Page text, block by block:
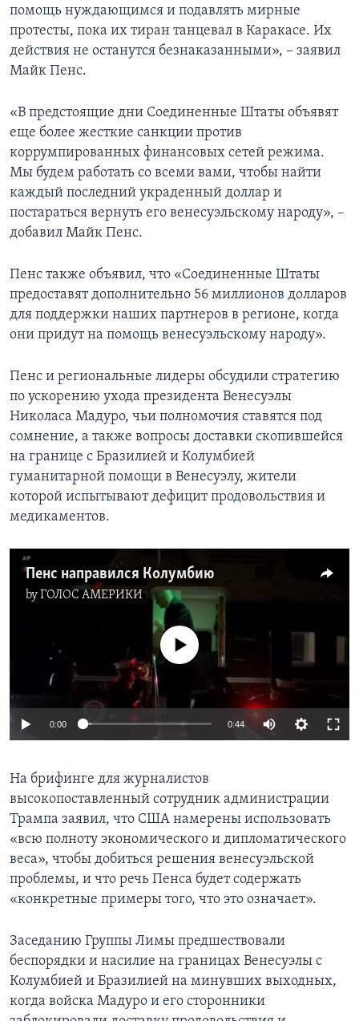
помощь нуждающимся и подавлять мирные
протесты, пока их тиран танцевал в Каракасе. Их
действия не останутся безнаказанными», – заявил
Майк Пенс.
«В предстоящие дни Соединенные Штаты объявят
еще более жесткие санкции против
коррумпированных финансовых сетей режима.
Мы будем работать со всеми вами, чтобы найти
каждый последний украденный доллар и
постараться вернуть его венесуэльскому народу», –
добавил Майк Пенс.
Пенс также объявил, что «Соединенные Штаты
предоставят дополнительно 56 миллионов долларов
для поддержки наших партнеров в регионе, когда
они придут на помощь венесуэльскому народу».
Пенс и региональные лидеры обсудили стратегию
по ускорению ухода президента Венесуэлы
Николаса Мадуро, чьи полномочия ставятся под
сомнение, а также вопросы доставки скопившейся
на границе с Бразилией и Колумбией
гуманитарной помощи в Венесуэлу, жители
которой испытывают дефицит продовольствия и
медикаментов.
Пенс направился Колумбию
byГОЛОС АМЕРИКИ
No media source currently available
0:00 0:44
На брифинге для журналистов
высокопоставленный сотрудник администрации
Трампа заявил, что США намерены использовать
«всю полноту экономического и дипломатического
веса», чтобы добиться решения венесуэльской
проблемы, и что речь Пенса будет содержать
«конкретные примеры того, что это означает».
Заседанию Группы Лимы предшествовали
беспорядки и насилие на границах Венесуэлы с
Колумбией и Бразилией на минувших выходных,
когда войска Мадуро и его сторонники